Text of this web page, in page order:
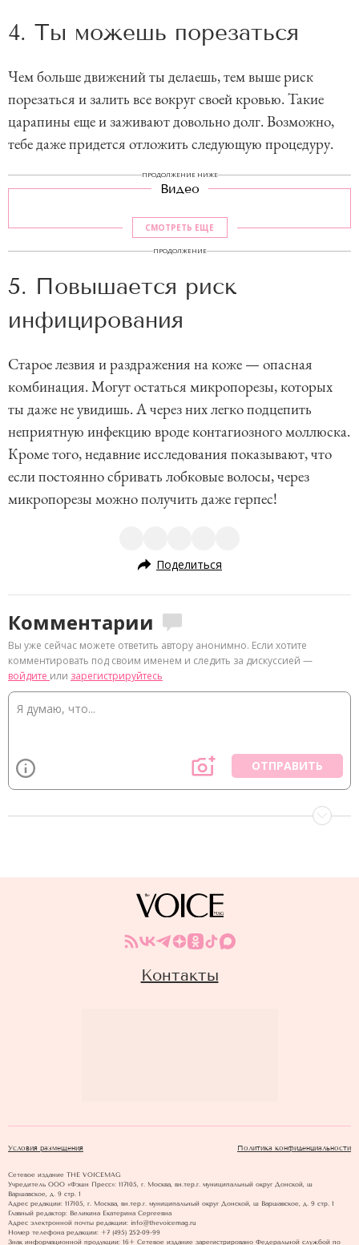
4. Ты можешь порезаться
Чем больше движений ты делаешь, тем выше риск
порезаться и залить все вокруг своей кровью. Такие
царапины еще и заживают довольно долг. Возможно,
тебе даже придется отложить следующую процедуру.
ПРОДОЛЖЕНИЕ НИЖЕ
Видео
СМОТРЕТЬ ЕЩЕ
ПРОДОЛЖЕНИЕ
5. Повышается риск
инфицирования
Старое лезвия и раздражения на коже — опасная
комбинация. Могут остаться микропорезы, которых
ты даже не увидишь. А через них легко подцепить
неприятную инфекцию вроде контагиозного моллюска.
Кроме того, недавние исследования показывают, что
если постоянно сбривать лобковые волосы, через
микропорезы можно получить даже герпес!
Поделиться
Комментарии
Вы уже сейчас можете ответить автору анонимно. Если хотите
комментировать под своим именем и следить за дискуссией —
войдите или зарегистрируйтесь
ОТПРАВИТЬ
Контакты
Условия размещения Политика конфиденциальности
Сетевое издание THE VOICEMAG
Учредитель ООО «Фэшн Пресс»: 117105, г. Москва, вн.тер.г. муниципальный округ Донской, ш
Варшавское, д. 9 стр. 1
Адрес редакции: 117105, г. Москва, вн.тер.г. муниципальный округ Донской, ш Варшавское, д. 9 стр. 1
Главный редактор: Великина Екатерина Сергеевна
Адрес электронной почты редакции: info@thevoicemag.ru
Номер телефона редакции: +7 (495) 252-09-99
Знак информационной продукции: 16+ Cетевое издание зарегистрировано Федеральной службой по